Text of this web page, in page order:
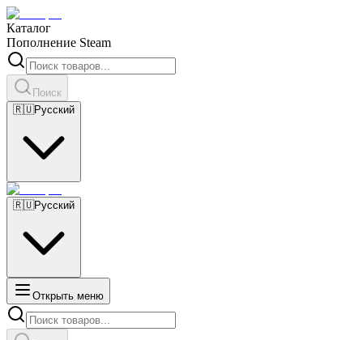
Каталог
Пополнение Steam
Поиск
🇷🇺Русский
🇷🇺Русский
Открыть меню